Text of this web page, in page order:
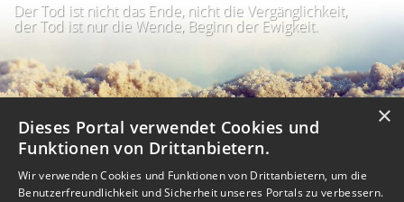
Der Tod ist nicht das Ende, nicht die Vergänglichkeit,
der Tod ist nur die Wende, Beginn der Ewigkeit.
×
Dieses Portal verwendet Cookies und
Funktionen von Drittanbietern.
Wir verwenden Cookies und Funktionen von Drittanbietern, um die
Benutzerfreundlichkeit und Sicherheit unseres Portals zu verbessern.